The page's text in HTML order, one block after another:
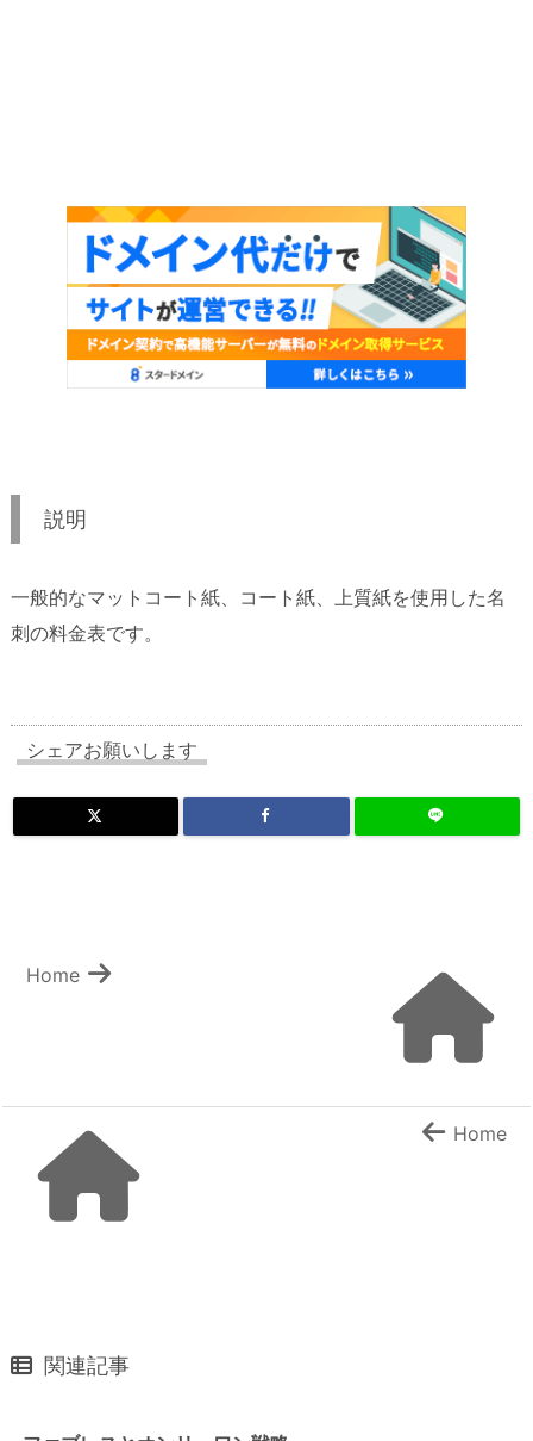
説明
一般的なマットコート紙、コート紙、上質紙を使用した名
刺の料金表です。
シェアお願いします
Home
Home
関連記事